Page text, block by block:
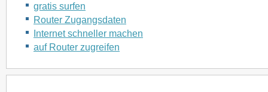
gratis surfen
Router Zugangsdaten
Internet schneller machen
auf Router zugreifen